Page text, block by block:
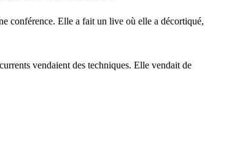
conférence. Elle a fait un live où elle a décortiqué,
vendaient des techniques. Elle vendait de